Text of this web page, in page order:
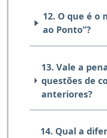
12. O que é o
ao Ponto”?
13. Vale a
questões de
anteriores?
14. Qual a